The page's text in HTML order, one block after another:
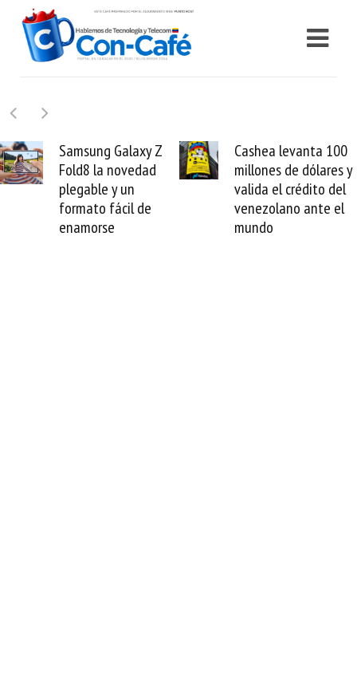
Cashea levanta 100
millones de dólares y
valida el crédito del
venezolano ante el
mundo
El buque Wave
Sentinel
reparación del
cable de Cirion